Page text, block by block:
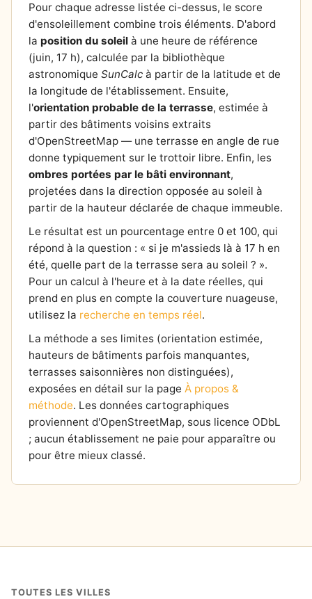
Pour chaque adresse listée ci-dessus, le score
d'ensoleillement combine trois éléments. D'abord
la position du soleil à une heure de référence
(juin, 17 h), calculée par la bibliothèque
astronomique SunCalc à partir de la latitude et de
la longitude de l'établissement. Ensuite,
l'orientation probable de la terrasse, estimée à
partir des bâtiments voisins extraits
d'OpenStreetMap — une terrasse en angle de rue
donne typiquement sur le trottoir libre. Enfin, les
ombres portées par le bâti environnant,
projetées dans la direction opposée au soleil à
partir de la hauteur déclarée de chaque immeuble.
Le résultat est un pourcentage entre 0 et 100, qui
répond à la question : « si je m'assieds là à 17 h en
été, quelle part de la terrasse sera au soleil ? ».
Pour un calcul à l'heure et à la date réelles, qui
prend en plus en compte la couverture nuageuse,
utilisez la recherche en temps réel.
La méthode a ses limites (orientation estimée,
hauteurs de bâtiments parfois manquantes,
terrasses saisonnières non distinguées),
exposées en détail sur la page À propos &
méthode. Les données cartographiques
proviennent d'OpenStreetMap, sous licence ODbL
; aucun établissement ne paie pour apparaître ou
pour être mieux classé.
TOUTES LES VILLES